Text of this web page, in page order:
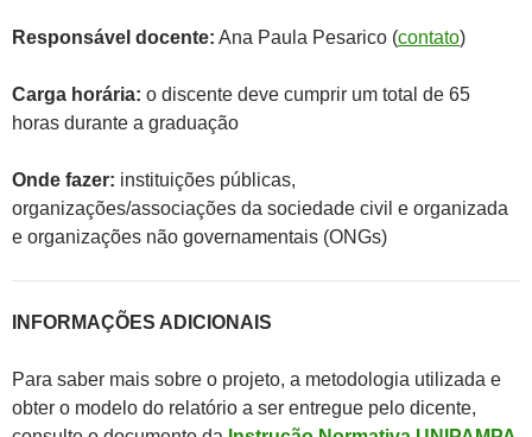
Responsável docente: Ana Paula Pesarico (contato)
Carga horária: o discente deve cumprir um total de 65
horas durante a graduação
Onde fazer: instituições públicas,
organizações/associações da sociedade civil e organizada
e organizações não governamentais (ONGs)
INFORMAÇÕES ADICIONAIS
Para saber mais sobre o projeto, a metodologia utilizada e
obter o modelo do relatório a ser entregue pelo dicente,